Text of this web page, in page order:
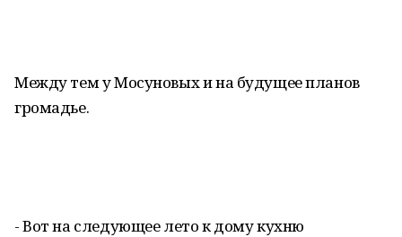
Между тем у Мосуновых и на будущее планов
громадье.
- Вот на следующее лето к дому кухню